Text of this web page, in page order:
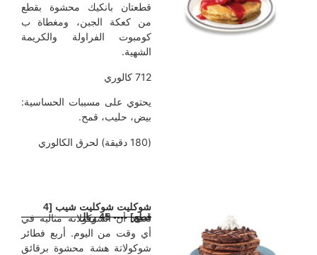
قطعتان بانكيك محشوة بقطع
من كعكة الجبن، ومغطاة ب
كومبوت الفراولة والكريمة
يحتوي على مسببات الحساسية:
بيض، حليب، قمح.
شوكليت شوكليت شيب [4
قطع] ---- 45 ريال
نعتقد أن الشوكولاتة مثالية في
أي وقت من اليوم. أربع فطائر
شوكولاتة هشة محشوة برقائق